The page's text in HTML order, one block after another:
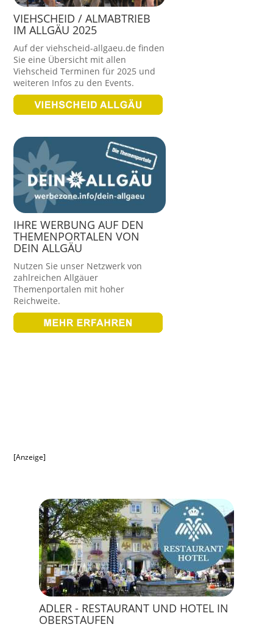
VIEHSCHEID / ALMABTRIEB
IM ALLGÄU 2025
Auf der viehscheid-allgaeu.de finden
Sie eine Übersicht mit allen
Viehscheid Terminen für 2025 und
weiteren Infos zu den Events.
IHRE WERBUNG AUF DEN
THEMENPORTALEN VON
DEIN ALLGÄU
Nutzen Sie unser Netzwerk von
zahlreichen Allgäuer
Themenportalen mit hoher
Reichweite.
[Anzeige]
ADLER - RESTAURANT UND HOTEL IN
OBERSTAUFEN